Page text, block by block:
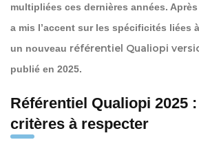
multipliées ces dernières années.
a mis l’accent sur les spécificités liées
un nouveau référentiel Qualiopi
publié en 2025.
Référentiel Qualiopi 2025
critères à respecter